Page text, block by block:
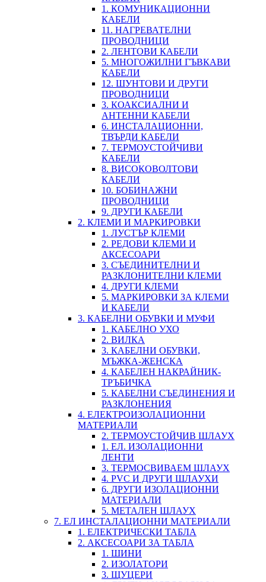
1. КОМУНИКАЦИОННИ
КАБЕЛИ
11. НАГРЕВАТЕЛНИ
ПРОВОДНИЦИ
2. ЛЕНТОВИ КАБЕЛИ
5. МНОГОЖИЛНИ ГЪВКАВИ
КАБЕЛИ
12. ШУНТОВИ И ДРУГИ
ПРОВОДНИЦИ
3. КОАКСИАЛНИ И
АНТЕННИ КАБЕЛИ
6. ИНСТАЛАЦИОННИ,
ТВЪРДИ КАБЕЛИ
7. ТЕРМОУСТОЙЧИВИ
КАБЕЛИ
8. ВИСОКОВОЛТОВИ
КАБЕЛИ
10. БОБИНАЖНИ
ПРОВОДНИЦИ
9. ДРУГИ КАБЕЛИ
2. КЛЕМИ И МАРКИРОВКИ
1. ЛУСТЪР КЛЕМИ
2. РЕДОВИ КЛЕМИ И
АКСЕСОАРИ
3. СЪЕДИНИТЕЛНИ И
РАЗКЛОНИТЕЛНИ КЛЕМИ
4. ДРУГИ КЛЕМИ
5. МАРКИРОВКИ ЗА КЛЕМИ
И КАБЕЛИ
3. КАБЕЛНИ ОБУВКИ И МУФИ
1. КАБЕЛНО УХО
2. ВИЛКА
3. КАБЕЛНИ ОБУВКИ,
МЪЖКА-ЖЕНСКА
4. КАБЕЛЕН НАКРАЙНИК-
ТРЪБИЧКА
5. КАБЕЛНИ СЪЕДИНЕНИЯ И
РАЗКЛОНЕНИЯ
4. ЕЛЕКТРОИЗОЛАЦИОННИ
МАТЕРИАЛИ
2. ТЕРМОУСТОЙЧИВ ШЛАУХ
1. ЕЛ. ИЗОЛАЦИОННИ
ЛЕНТИ
3. ТЕРМОСВИВАЕМ ШЛАУХ
4. PVC И ДРУГИ ШЛАУХИ
6. ДРУГИ ИЗОЛАЦИОННИ
МАТЕРИАЛИ
5. МЕТАЛЕН ШЛАУХ
7. ЕЛ ИНСТАЛАЦИОННИ МАТЕРИАЛИ
1. ЕЛЕКТРИЧЕСКИ ТАБЛА
2. АКСЕСОАРИ ЗА ТАБЛА
1. ШИНИ
2. ИЗОЛАТОРИ
3. ЩУЦЕРИ